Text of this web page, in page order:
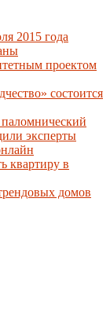
2015 года
проектом
состоится
эксперты
квартиру в
домов